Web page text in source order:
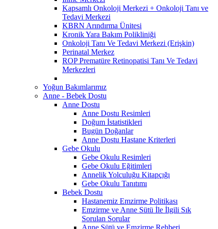
Kapsamlı Onkoloji Merkezi + Onkoloji Tanı ve
Tedavi Merkezi
KBRN Arındırma Ünitesi
Kronik Yara Bakım Polikliniği
Onkoloji Tanı Ve Tedavi Merkezi (Erişkin)
Perinatal Merkez
ROP Prematüre Retinopatisi Tanı Ve Tedavi
Merkezleri
Yoğun Bakımlarımız
Anne - Bebek Dostu
Anne Dostu
Anne Dostu Resimleri
Doğum İstatistikleri
Bugün Doğanlar
Anne Dostu Hastane Kriterleri
Gebe Okulu
Gebe Okulu Resimleri
Gebe Okulu Eğitimleri
Annelik Yolculuğu Kitapçığı
Gebe Okulu Tanıtımı
Bebek Dostu
Hastanemiz Emzirme Politikası
Emzirme ve Anne Sütü İle İlgili Sık
Sorulan Sorular
Anne Sütü ve Emzirme Rehberi